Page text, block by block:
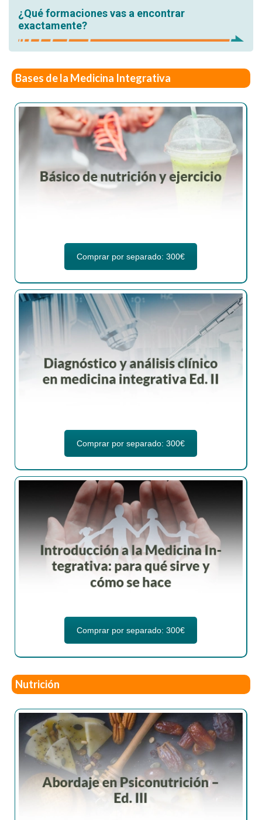
¿Qué formaciones vas a encontrar
exactamente?
Bases de la Medicina Integrativa
Comprar por separado: 300€
Comprar por separado: 300€
Comprar por separado: 300€
Nutrición